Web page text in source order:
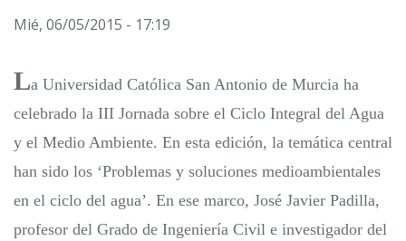
Mié, 06/05/2015 - 17:19
La Universidad Católica San Antonio de Murcia ha
celebrado la III Jornada sobre el Ciclo Integral del Agua
y el Medio Ambiente. En esta edición, la temática central
han sido los ‘Problemas y soluciones medioambientales
en el ciclo del agua’. En ese marco, José Javier Padilla,
profesor del Grado de Ingeniería Civil e investigador del